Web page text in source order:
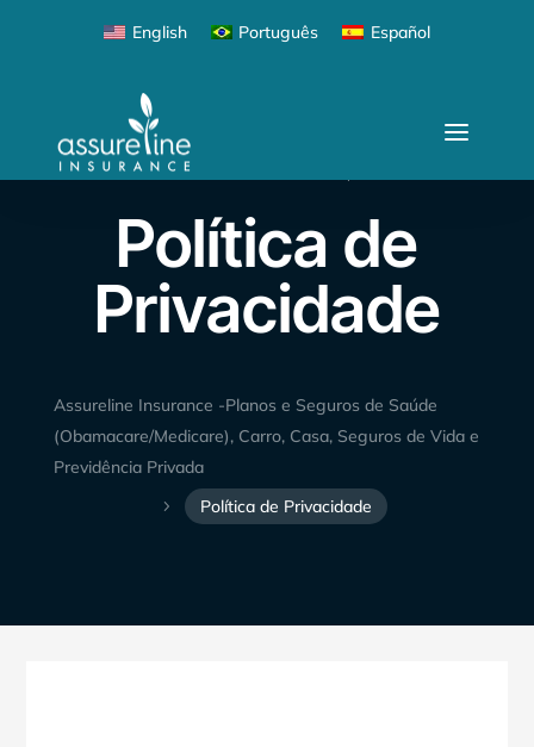
English Português Español
ATUALIZADO EM: 22 SET, 2023
Política de
Privacidade
Assureline Insurance -Planos e Seguros de Saúde
(Obamacare/Medicare), Carro, Casa, Seguros de Vida e
Previdência Privada
5 Política de Privacidade